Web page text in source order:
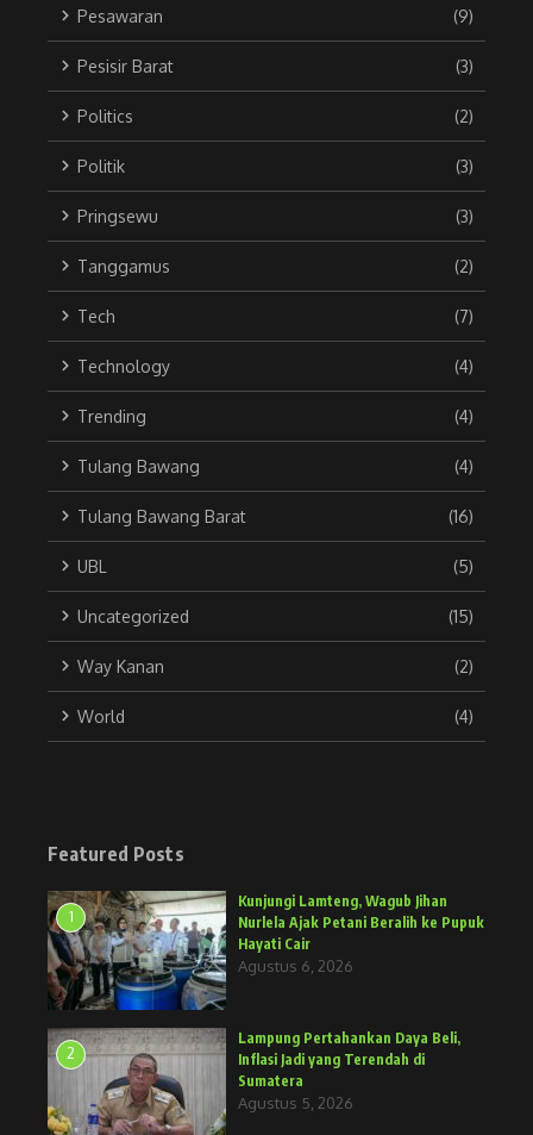
Pesawaran (9)
Pesisir Barat (3)
Politics (2)
Politik (3)
Pringsewu (3)
Tanggamus (2)
Tech (7)
Technology (4)
Trending (4)
Tulang Bawang (4)
Tulang Bawang Barat (16)
UBL (5)
Uncategorized (15)
Way Kanan (2)
World (4)
Featured Posts
1
Kunjungi Lamteng, Wagub Jihan
Nurlela Ajak Petani Beralih ke Pupuk
Hayati Cair
Agustus 6, 2026
2
Lampung Pertahankan Daya Beli,
Inflasi Jadi yang Terendah di
Sumatera
Agustus 5, 2026